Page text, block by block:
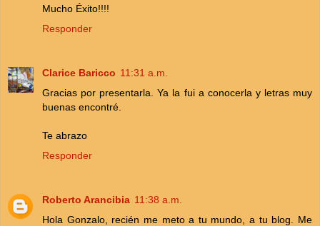
Mucho Éxito!!!!
Responder
Clarice Baricco 11:31 a.m.
Gracias por presentarla. Ya la fui a conocerla y letras muy
buenas encontré.
Te abrazo
Responder
Roberto Arancibia 11:38 a.m.
Hola Gonzalo, recién me meto a tu mundo, a tu blog. Me